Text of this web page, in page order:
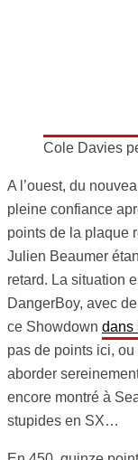
Cole Davies
A l’ouest, du
pleine confiance
points de la plaque
Julien Beaumer
retard. La situation
DangerBoy, avec
ce Showdown dans
pas de points ici, ou
aborder
encore montré à
stupides en SX…